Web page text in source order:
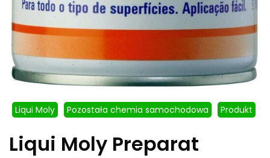
Liqui Moly Pozostała chemia samochodowa Produkt
Liqui Moly Preparat